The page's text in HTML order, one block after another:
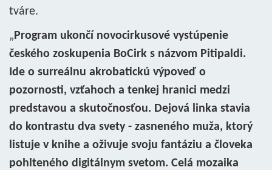
tváre.
„Program ukončí novocirkusové vystúpenie
českého zoskupenia BoCirk s názvom Pitipaldi.
Ide o surreálnu akrobatickú výpoveď o
pozornosti, vzťahoch a tenkej hranici medzi
predstavou a skutočnosťou. Dejová linka stavia
do kontrastu dva svety - zasneného muža, ktorý
listuje v knihe a oživuje svoju fantáziu a človeka
pohlteného digitálnym svetom. Celá mozaika